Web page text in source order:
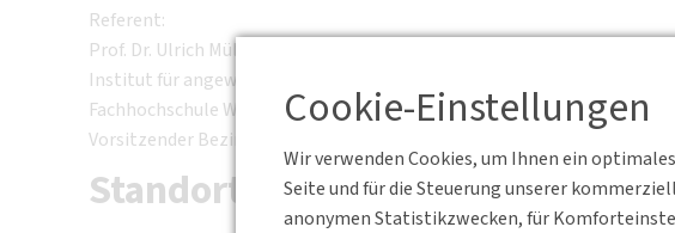
Cookie-Einstellungen
Wir verwenden Cookies, um Ihnen ein
Seite und für die Steuerung unserer
anonymen Statistikzwecken, für
Referent:
Prof. Dr. Ulrich Müller-Steinfahrt
Institut für angewandte Logistik,
Fachhochschule Würzburg - Schweinfurt
Vorsitzender Bezirksvereinigung Nordbayern der DVWG
Standort